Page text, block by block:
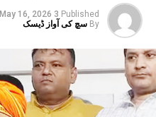
Published
3 months ago
May 16, 2026
By سچ کی آواز ڈیسک